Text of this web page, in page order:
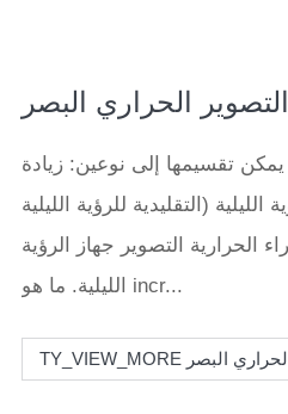
التصوير الحراري البصر
يمكن تقسيمها إلى نوعين: زيادة
(التقليدية للرؤية الليلية
الحرارية التصوير جهاز الرؤية
الليلية. ما هو incr...